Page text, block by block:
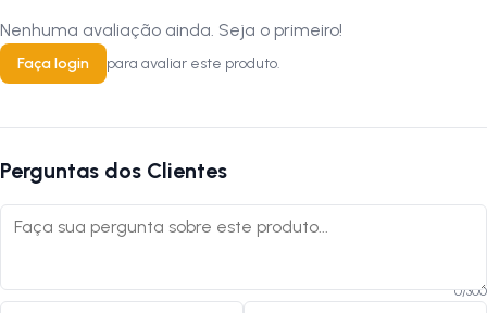
Nenhuma avaliação ainda. Seja o primeiro!
Faça login para avaliar este produto.
Perguntas dos Clientes
0/300